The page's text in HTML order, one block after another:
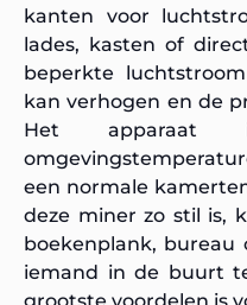
kanten voor
lades, kasten of
beperkte
kan verhogen en de
Het apparaat
een normale
deze miner zo stil is,
boekenplank, bureau
iemand in de buurt
grootste voordelen is